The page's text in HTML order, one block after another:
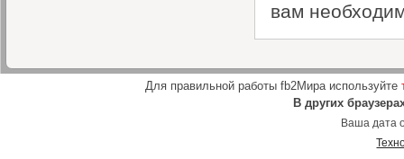
вам
Для правильной работы fb2Мира используйте
В других
Ваша дата